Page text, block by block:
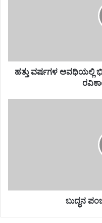
ಹತ್ತು ವರ್ಷಗಳ ಅವಧಿಯಲ್ಲಿ
ಬುದ್ಧನ